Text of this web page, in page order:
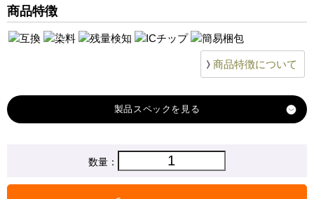
商品特徴
商品特徴について
製品スペック
エプソン
数量：